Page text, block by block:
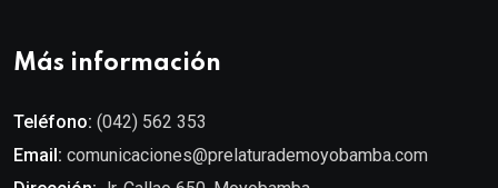
Más información
Teléfono: (042) 562 353
Email: comunicaciones@prelaturademoyobamba.com